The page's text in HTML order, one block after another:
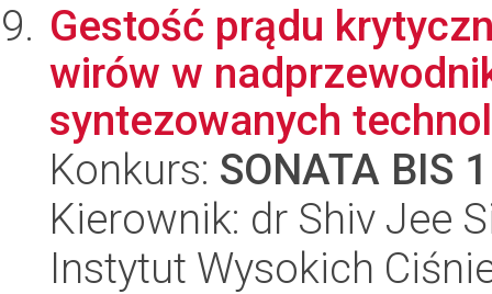
Gestość prądu
wirów w
syntezowanych
Konkurs: SONATA BIS
Kierownik: dr Shiv Jee
Instytut Wysokich